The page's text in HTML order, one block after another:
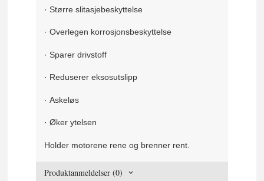
· Større slitasjebeskyttelse
· Overlegen korrosjonsbeskyttelse
· Sparer drivstoff
· Reduserer eksosutslipp
· Askeløs
· Øker ytelsen
Holder motorene rene og brenner rent.
Produktanmeldelser (0)